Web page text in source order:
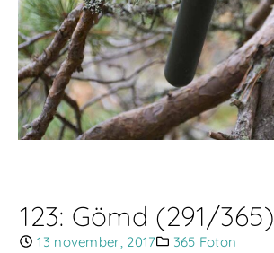
123: Gömd (291/365)
13 november, 2017
365 Foton